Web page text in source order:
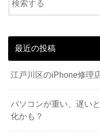
最近の投稿
江戸川区のiPhone修理
パソコンが重い、遅い
化かも？